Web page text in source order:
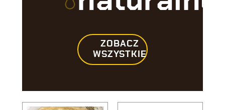
ZOBACZ
WSZYSTKIE